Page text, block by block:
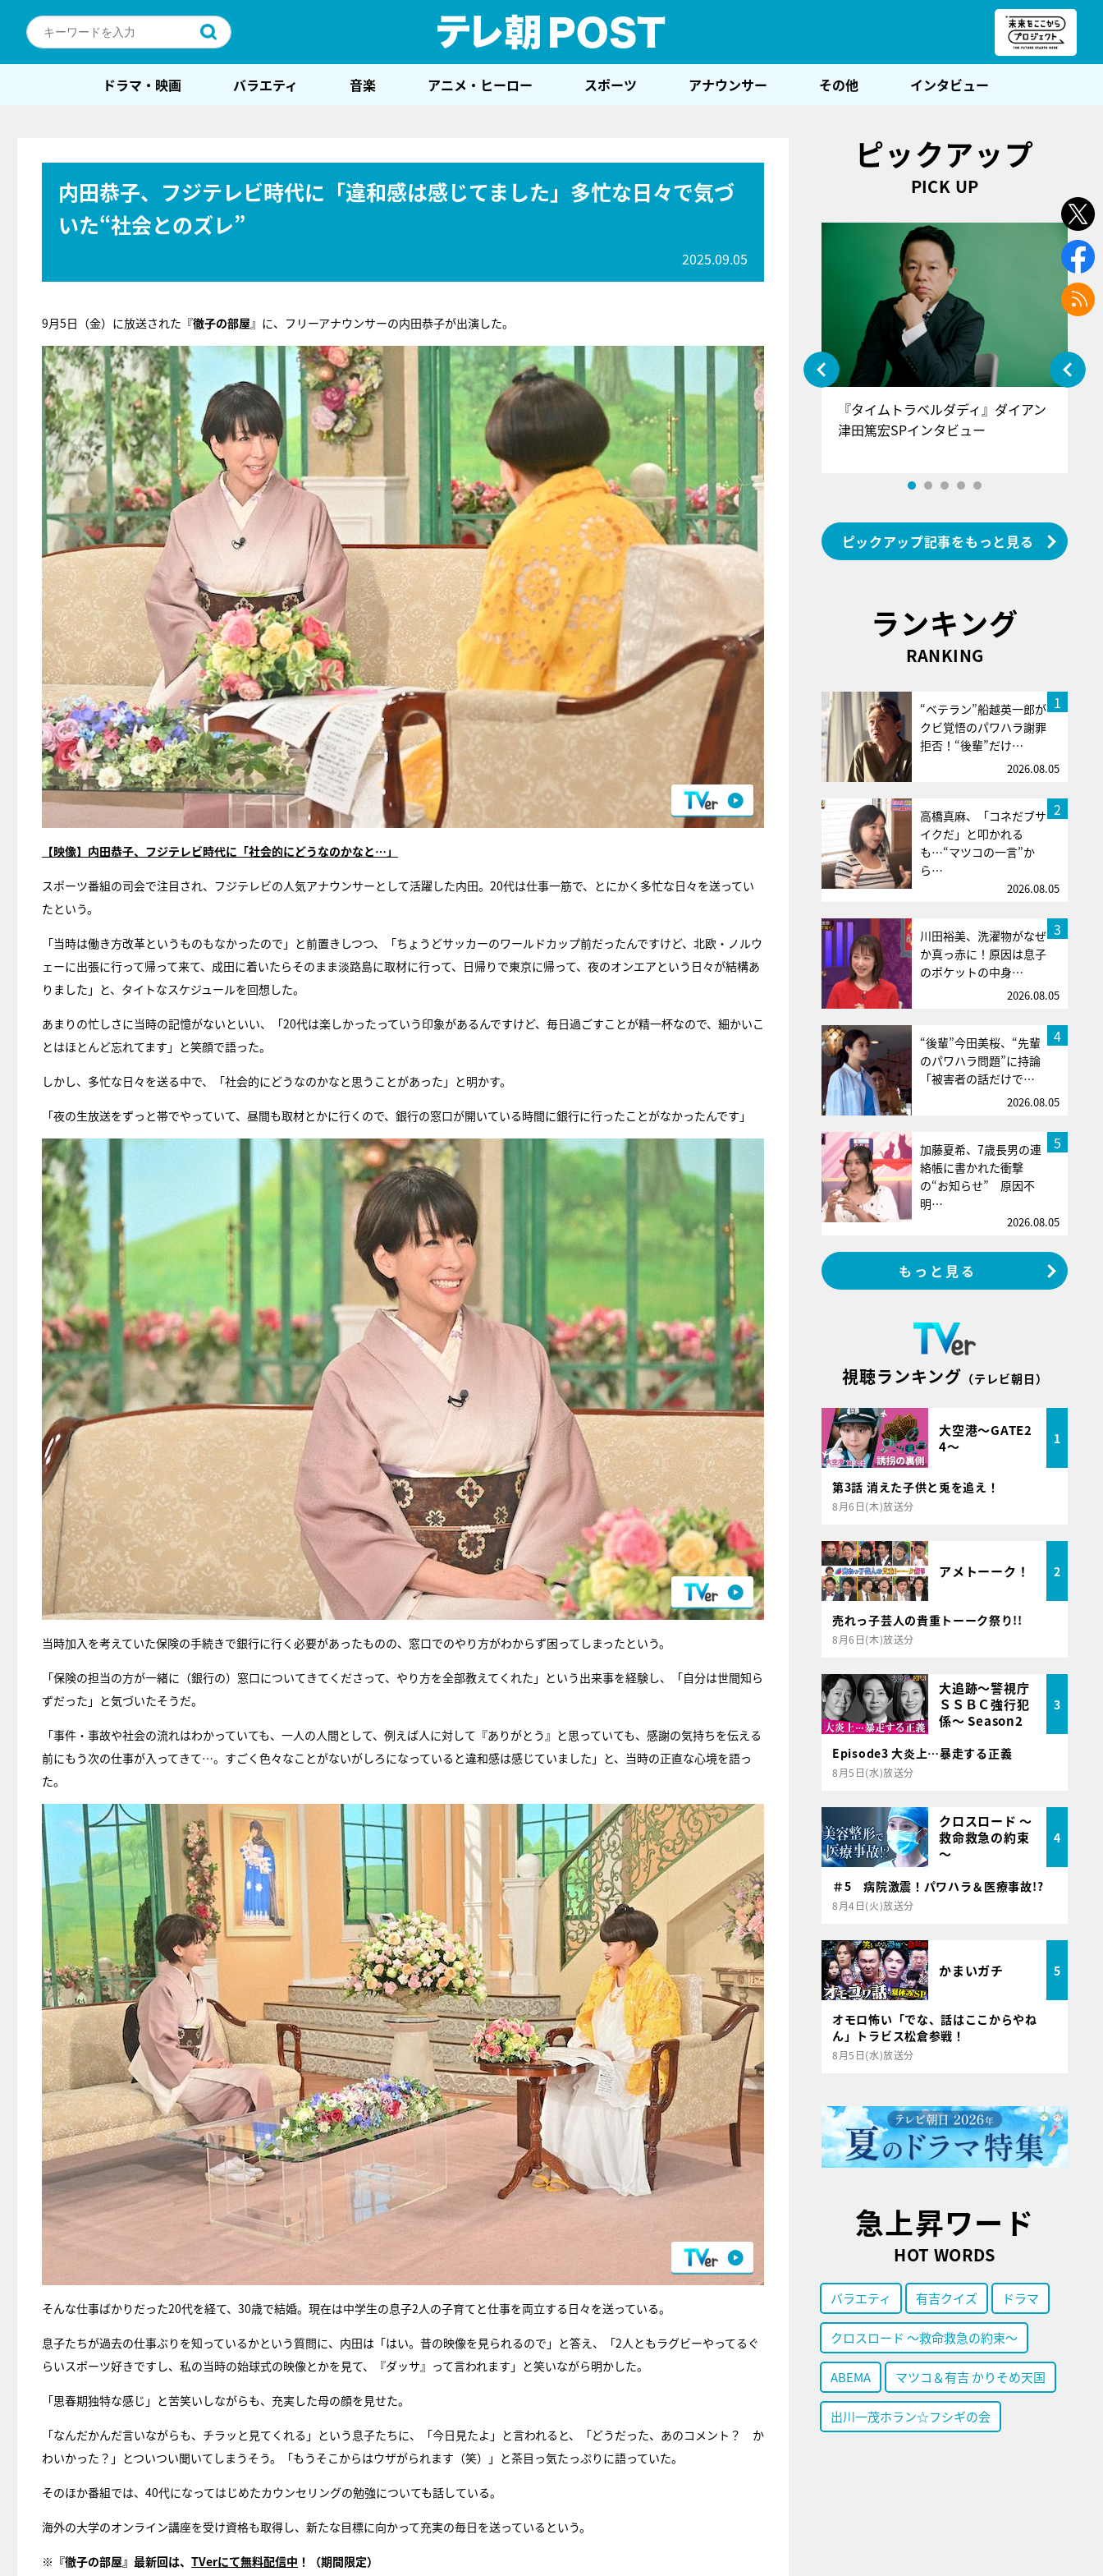
ドラマ・映画 バラエティ 音楽 アニメ・ヒーロー スポーツ アナウンサー その他 インタビュー
内田恭子、フジテレビ時代に「違和感は感じてました」多忙な日々で気づ
いた“社会とのズレ”
2025.09.05
9月5日（金）に放送された『徹子の部屋』に、フリーアナウンサーの内田恭子が出演した。
【映像】内田恭子、フジテレビ時代に「社会的にどうなのかなと…」
スポーツ番組の司会で注目され、フジテレビの人気アナウンサーとして活躍した内田。20代は仕事一筋で、とにかく多忙な日々を送ってい
たという。
「当時は働き方改革というものもなかったので」と前置きしつつ、「ちょうどサッカーのワールドカップ前だったんですけど、北欧・ノルウ
ェーに出張に行って帰って来て、成田に着いたらそのまま淡路島に取材に行って、日帰りで東京に帰って、夜のオンエアという日々が結構あ
りました」と、タイトなスケジュールを回想した。
あまりの忙しさに当時の記憶がないといい、「20代は楽しかったっていう印象があるんですけど、毎日過ごすことが精一杯なので、細かいこ
とはほとんど忘れてます」と笑顔で語った。
しかし、多忙な日々を送る中で、「社会的にどうなのかなと思うことがあった」と明かす。
「夜の生放送をずっと帯でやっていて、昼間も取材とかに行くので、銀行の窓口が開いている時間に銀行に行ったことがなかったんです」
当時加入を考えていた保険の手続きで銀行に行く必要があったものの、窓口でのやり方がわからず困ってしまったという。
「保険の担当の方が一緒に（銀行の）窓口についてきてくださって、やり方を全部教えてくれた」という出来事を経験し、「自分は世間知ら
ずだった」と気づいたそうだ。
「事件・事故や社会の流れはわかっていても、一人の人間として、例えば人に対して『ありがとう』と思っていても、感謝の気持ちを伝える
前にもう次の仕事が入ってきて…。すごく色々なことがないがしろになっていると違和感は感じていました」と、当時の正直な心境を語っ
た。
そんな仕事ばかりだった20代を経て、30歳で結婚。現在は中学生の息子2人の子育てと仕事を両立する日々を送っている。
息子たちが過去の仕事ぶりを知っているかという質問に、内田は「はい。昔の映像を見られるので」と答え、「2人ともラグビーやってるぐ
らいスポーツ好きですし、私の当時の始球式の映像とかを見て、『ダッサ』って言われます」と笑いながら明かした。
「思春期独特な感じ」と苦笑いしながらも、充実した母の顔を見せた。
「なんだかんだ言いながらも、チラッと見てくれる」という息子たちに、「今日見たよ」と言われると、「どうだった、あのコメント？ か
わいかった？」とついつい聞いてしまうそう。「もうそこからはウザがられます（笑）」と茶目っ気たっぷりに語っていた。
そのほか番組では、40代になってはじめたカウンセリングの勉強についても話している。
海外の大学のオンライン講座を受け資格も取得し、新たな目標に向かって充実の毎日を送っているという。
※ 『徹子の部屋』最新回は、 TVerにて無料配信中 ！（期間限定）
ピックアップ
PICK UP
『アイ＝ラブ！げーみんぐ』＝LOV
E齋藤樹愛羅＆佐々木舞香SPインタ
ビュー
『タイムトラベルダディ』ダイアン
津田篤宏SPインタビュー
ピックアップ記事をもっと見る
ランキング
RANKING
1
“ベテラン”船越英一郎が
クビ覚悟のパワハラ謝罪
拒否！“後輩”だけ…
2026.08.05
2
高橋真麻、「コネだブサ
イクだ」と叩かれる
も…“マツコの一言”か
ら…
2026.08.05
3
川田裕美、洗濯物がなぜ
か真っ赤に！原因は息子
のポケットの中身…
2026.08.05
4
“後輩”今田美桜、“先輩
のパワハラ問題”に持論
「被害者の話だけで…
2026.08.05
5
加藤夏希、7歳長男の連
絡帳に書かれた衝撃
の“お知らせ” 原因不
明…
2026.08.05
もっと見る
視聴ランキング （テレビ朝日）
大空港～GATE2
4～
1
第3話 消えた子供と兎を追え！
8月6日(木)放送分
アメトーーク！ 2
売れっ子芸人の貴重トーーク祭り!!
8月6日(木)放送分
大追跡～警視庁
ＳＳＢＣ強行犯
係～ Season2
3
Episode3 大炎上…暴走する正義
8月5日(水)放送分
クロスロード ～
救命救急の約束
～
4
＃5 病院激震！パワハラ＆医療事故!?
8月4日(火)放送分
かまいガチ 5
オモロ怖い「でな、話はここからやね
ん」トラビス松倉参戦！
8月5日(水)放送分
急上昇ワード
HOT WORDS
バラエティ 有吉クイズ ドラマ
クロスロード ～救命救急の約束～
ABEMA マツコ＆有吉 かりそめ天国
出川一茂ホラン☆フシギの会